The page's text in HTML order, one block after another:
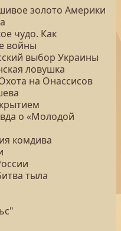
золото Америки
чудо. Как
войны
выбор Украины
ловушка
на Онассисов
о «Молодой
комдива
тыла